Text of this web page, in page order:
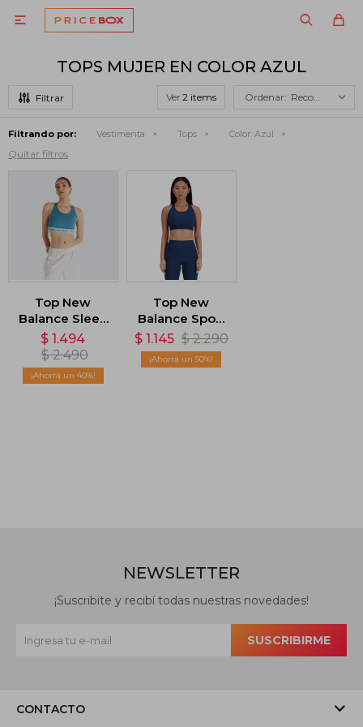

TOPS MUJER EN COLOR AZUL
Ver Recomendados
Filtrando por: Vestimenta Tops Color: Azul
Quitar filtros
Top New
Balance Sleek
- Azul
$ 1.494
$ 2.490
40
Top New
Balance Sport
Essentials -
Azul
$ 1.145 $ 2.290
50
CONTACTO
NEWSLETTER
¡Suscribite y recibí todas nuestras novedades!
SUSCRIBIRME